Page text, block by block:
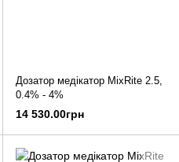
Дозатор медікатор MixRite 2.5,
0.4% - 4%
14 530.00грн